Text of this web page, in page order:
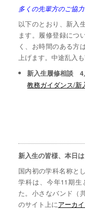
多くの先輩方のご協
以下のとおり、新入
ます。履修登録につ
く、お時間のある方
上げます。中途乱入も
新入生履修相談 4
教務ガイダンス/新
新入生の皆様、本日
国内初の学科名称と
学科は、今年11期
た。小さなバンド（
のサイト上にアーカ